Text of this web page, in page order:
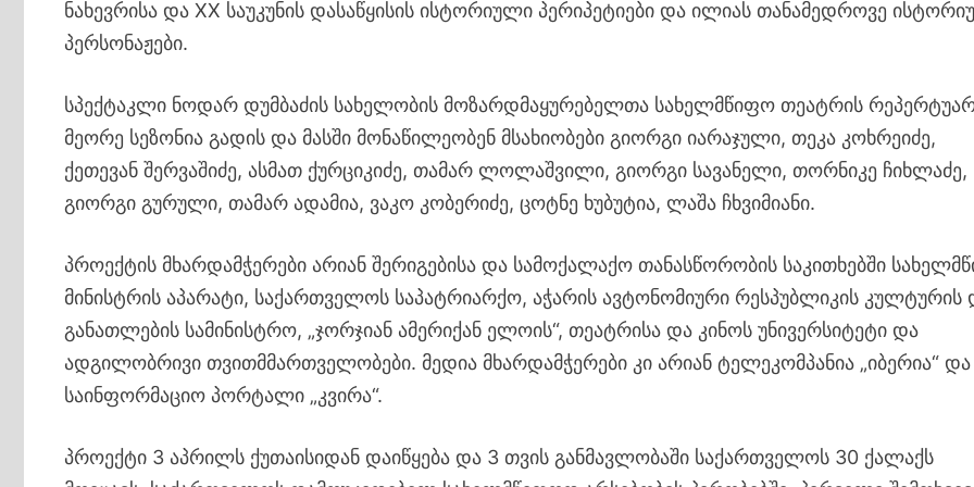
ნახევრისა და XX საუკუნის დასაწყისის ისტორიული პერიპეტიები და ილიას თანამედროვე
პერსონაჟები.
სპექტაკლი ნოდარ დუმბაძის სახელობის მოზარდმაყურებელთა სახელმწიფო თეატრის
მეორე სეზონია გადის და მასში მონაწილეობენ მსახიობები გიორგი იარაჯული, თეკა კოხრეიძე,
ქეთევან შერვაშიძე, ასმათ ქურციკიძე, თამარ ლოლაშვილი, გიორგი სავანელი, თორნიკე ჩიხლაძე,
გიორგი გურული, თამარ ადამია, ვაკო კობერიძე, ცოტნე ხუბუტია, ლაშა ჩხვიმიანი.
პროექტის მხარდამჭერები არიან შერიგებისა და სამოქალაქო თანასწორობის საკითხებში
მინისტრის აპარატი, საქართველოს საპატრიარქო, აჭარის ავტონომიური რესპუბლიკის კულტურის
განათლების სამინისტრო, „ჯორჯიან ამერიქან ელოის“, თეატრისა და კინოს უნივერსიტეტი და
ადგილობრივი თვითმმართველობები. მედია მხარდამჭერები კი არიან ტელეკომპანია „იბერია“ და
საინფორმაციო პორტალი „კვირა“.
პროექტი 3 აპრილს ქუთაისიდან დაიწყება და 3 თვის განმავლობაში საქართველოს 30 ქალაქს